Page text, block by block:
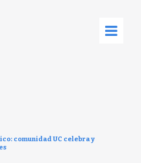
comunidad UC celebra y